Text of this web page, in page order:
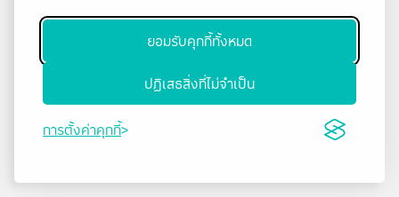
ยอมรับคุกกี้ทั้งหมด
ปฏิเสธสิ่งที่ไม่จำเป็น
การตั้งค่าคุกกี้